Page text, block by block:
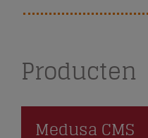
Producten
Medusa CMS